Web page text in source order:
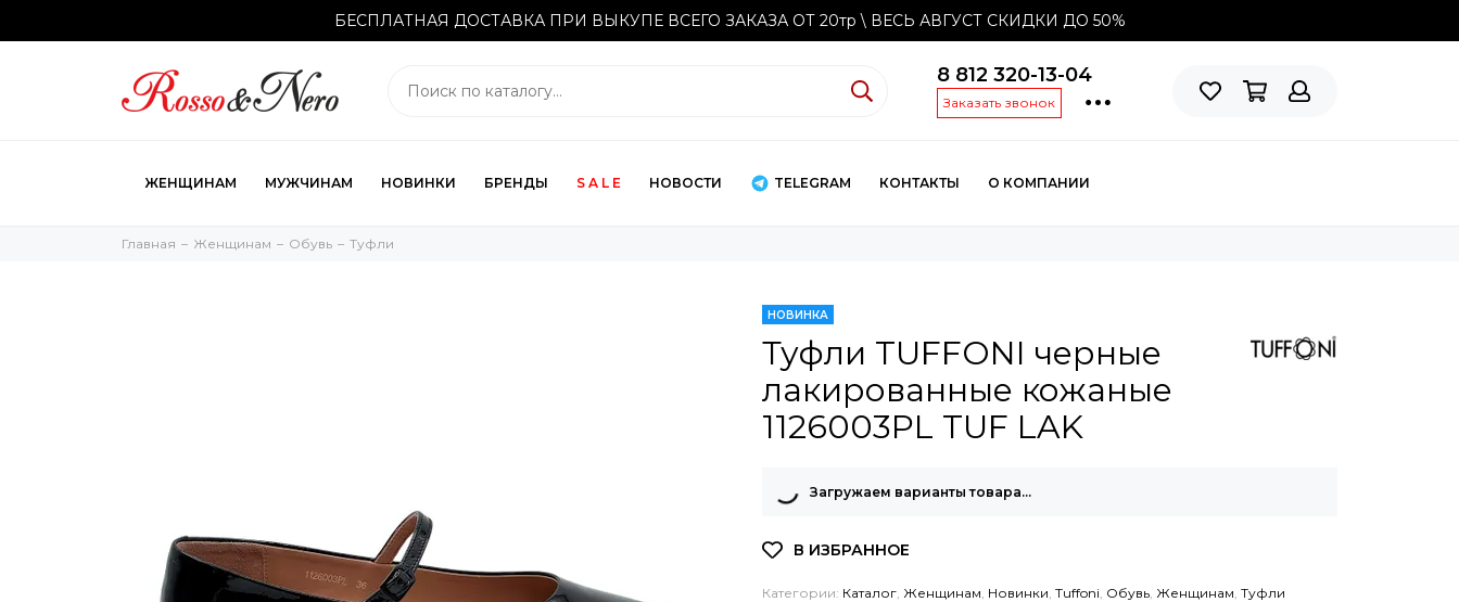
БЕСПЛАТНАЯ ДОСТАВКА ПРИ ВЫКУПЕ ВСЕГО ЗАКАЗА ОТ 20тр \ ВЕСЬ АВГУСТ СКИДКИ ДО 50%
8 812 320-13-04
Заказать звонок
ЖЕНЩИНАМ МУЖЧИНАМ НОВИНКИ БРЕНДЫ S A L E НОВОСТИ TELEGRAM КОНТАКТЫ О КОМПАНИИ
Главная Женщинам Обувь Туфли
НОВИНКА
Туфли TUFFONI черные
лакированные кожаные
1126003PL TUF LAK
Загружаем варианты товара…
Категории: Каталог, Женщинам, Новинки, Tuffoni, Обувь, Женщинам, Туфли